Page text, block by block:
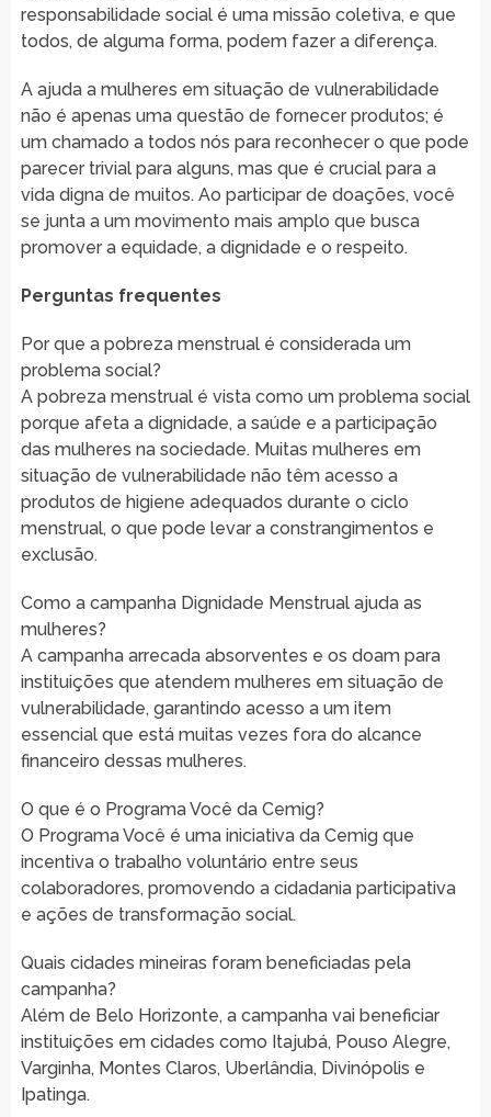
responsabilidade social é uma missão coletiva, e que
todos, de alguma forma, podem fazer a diferença.
A ajuda a mulheres em situação de vulnerabilidade
não é apenas uma questão de fornecer produtos; é
um chamado a todos nós para reconhecer o que pode
parecer trivial para alguns, mas que é crucial para a
vida digna de muitos. Ao participar de doações, você
se junta a um movimento mais amplo que busca
promover a equidade, a dignidade e o respeito.
Perguntas frequentes
Por que a pobreza menstrual é considerada um
problema social?
A pobreza menstrual é vista como um problema social
porque afeta a dignidade, a saúde e a participação
das mulheres na sociedade. Muitas mulheres em
situação de vulnerabilidade não têm acesso a
produtos de higiene adequados durante o ciclo
menstrual, o que pode levar a constrangimentos e
exclusão.
Como a campanha Dignidade Menstrual ajuda as
mulheres?
A campanha arrecada absorventes e os doam para
instituições que atendem mulheres em situação de
vulnerabilidade, garantindo acesso a um item
essencial que está muitas vezes fora do alcance
financeiro dessas mulheres.
O que é o Programa Você da Cemig?
O Programa Você é uma iniciativa da Cemig que
incentiva o trabalho voluntário entre seus
colaboradores, promovendo a cidadania participativa
e ações de transformação social.
Quais cidades mineiras foram beneficiadas pela
campanha?
Além de Belo Horizonte, a campanha vai beneficiar
instituições em cidades como Itajubá, Pouso Alegre,
Varginha, Montes Claros, Uberlândia, Divinópolis e
Ipatinga.